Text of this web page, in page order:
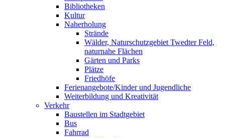
Bibliotheken
Kultur
Naherholung
Strände
Wälder, Naturschutzgebiet Twedter Feld,
naturnahe Flächen
Gärten und Parks
Plätze
Friedhöfe
Ferienangebote/Kinder und Jugendliche
Weiterbildung und Kreativität
Verkehr
Baustellen im Stadtgebiet
Bus
Fahrrad